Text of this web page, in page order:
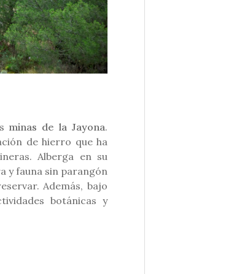
minas de la Jayona.
de hierro que ha
Alberga en su
y fauna sin parangón
Además, bajo
botánicas y